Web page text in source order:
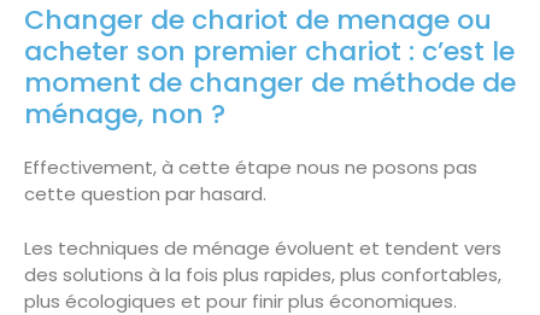
Changer de chariot de menage ou
acheter son premier chariot : c’est le
moment de changer de méthode de
ménage, non ?
Effectivement, à cette étape nous ne posons pas
cette question par hasard.
Les techniques de ménage évoluent et tendent vers
des solutions à la fois plus rapides, plus confortables,
plus écologiques et pour finir plus économiques.